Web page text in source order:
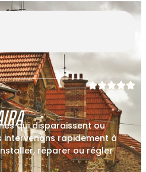
qui disparaissent ou
intervenons rapidement à
réparer ou régler